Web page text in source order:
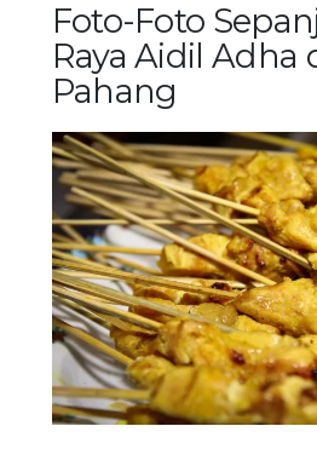
Foto-Foto
Raya Aidil Adha
Pahang